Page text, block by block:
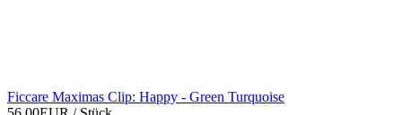
Ficcare Maximas Clip: Happy - Green Turquoise